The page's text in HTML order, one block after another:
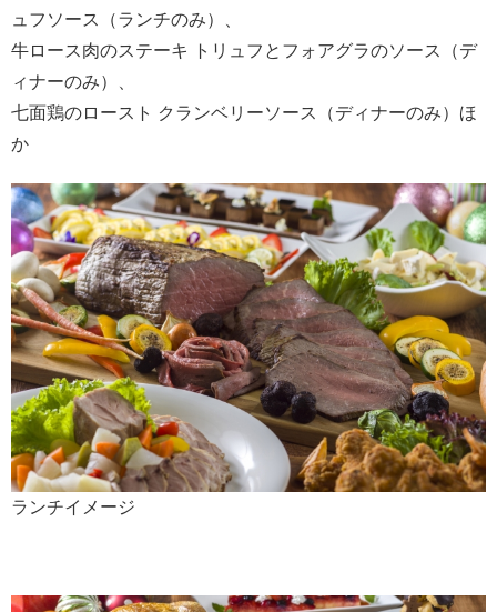
ュフソース（ランチのみ）、
牛ロース肉のステーキ トリュフとフォアグラのソース（デ
ィナーのみ）、
七面鶏のロースト クランベリーソース（ディナーのみ）ほ
か
ランチイメージ